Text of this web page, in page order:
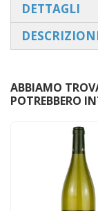
DETTAGLI
ABBIAMO
POTREBBERO